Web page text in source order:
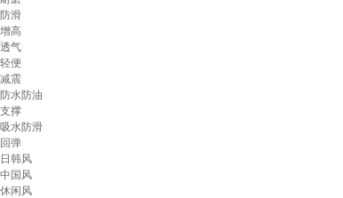
防滑
增高
透气
轻便
减震
防水防油
支撑
吸水防滑
回弹
日韩风
中国风
休闲风